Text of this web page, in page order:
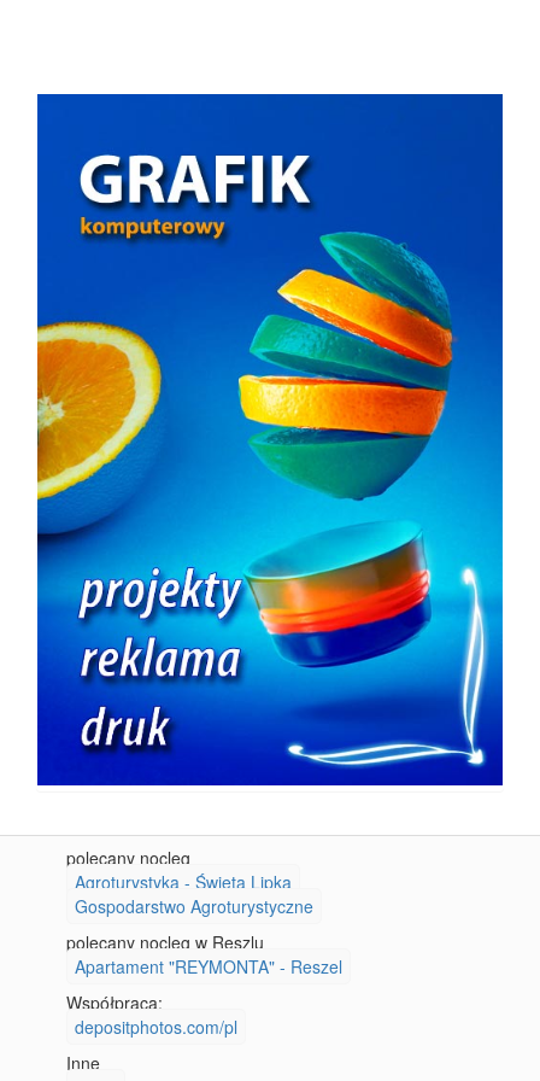
polecany nocleg
Agroturystyka - Święta Lipka
Gospodarstwo Agroturystyczne
polecany nocleg w Reszlu
Apartament "REYMONTA" - Reszel
Współpraca:
depositphotos.com/pl
Inne